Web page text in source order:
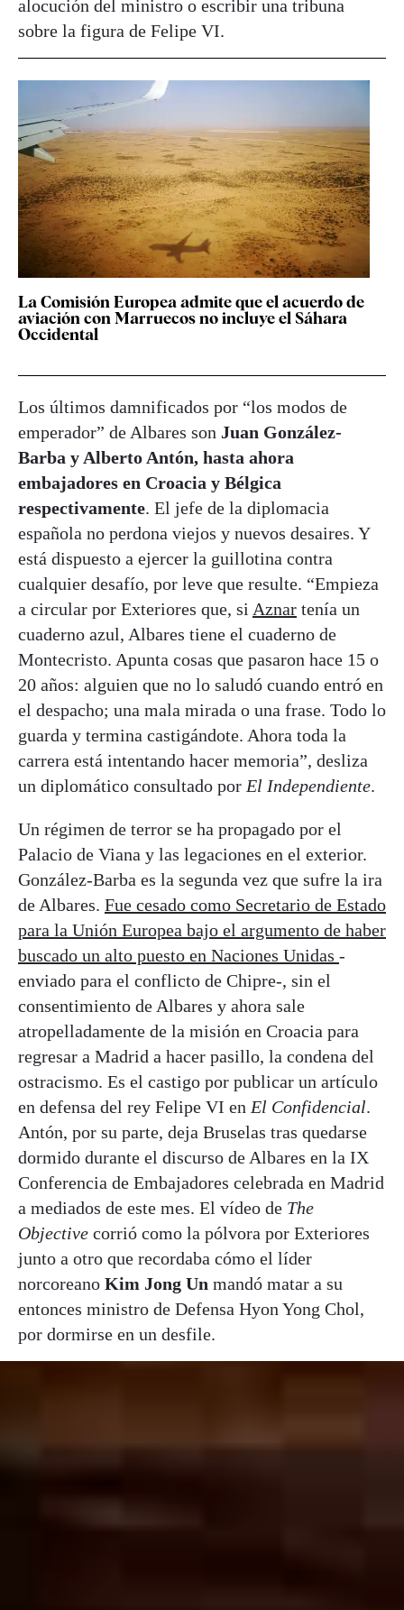
alocución del ministro o escribir una tribuna
sobre la figura de Felipe VI.
La Comisión Europea admite que el acuerdo de
aviación con Marruecos no incluye el Sáhara
Occidental
Los últimos damnificados por “los modos de
emperador” de Albares son Juan González-
Barba y Alberto Antón, hasta ahora
embajadores en Croacia y Bélgica
respectivamente. El jefe de la diplomacia
española no perdona viejos y nuevos desaires. Y
está dispuesto a ejercer la guillotina contra
cualquier desafío, por leve que resulte. “Empieza
a circular por Exteriores que, si Aznar tenía un
cuaderno azul, Albares tiene el cuaderno de
Montecristo. Apunta cosas que pasaron hace 15 o
20 años: alguien que no lo saludó cuando entró en
el despacho; una mala mirada o una frase. Todo lo
guarda y termina castigándote. Ahora toda la
carrera está intentando hacer memoria”, desliza
un diplomático consultado por El Independiente.
Un régimen de terror se ha propagado por el
Palacio de Viana y las legaciones en el exterior.
González-Barba es la segunda vez que sufre la ira
de Albares. Fue cesado como Secretario de Estado
para la Unión Europea bajo el argumento de haber
buscado un alto puesto en Naciones Unidas -
enviado para el conflicto de Chipre-, sin el
consentimiento de Albares y ahora sale
atropelladamente de la misión en Croacia para
regresar a Madrid a hacer pasillo, la condena del
ostracismo. Es el castigo por publicar un artículo
en defensa del rey Felipe VI en El Confidencial.
Antón, por su parte, deja Bruselas tras quedarse
dormido durante el discurso de Albares en la IX
Conferencia de Embajadores celebrada en Madrid
a mediados de este mes. El vídeo de The
Objective corrió como la pólvora por Exteriores
junto a otro que recordaba cómo el líder
norcoreano Kim Jong Un mandó matar a su
entonces ministro de Defensa Hyon Yong Chol,
por dormirse en un desfile.